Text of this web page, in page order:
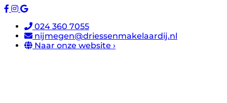
024 360 7055
nijmegen@driessenmakelaardij.nl
Naar onze website ›